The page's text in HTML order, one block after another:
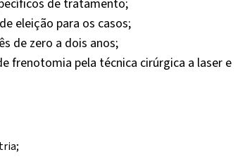
de tratamento;
eleição para os casos;
de zero a dois anos;
frenotomia pela técnica cirúrgica a laser e